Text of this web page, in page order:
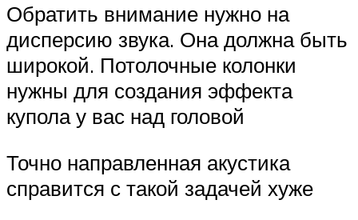
Обратить внимание нужно на
дисперсию звука. Она должна быть
широкой. Потолочные колонки
нужны для создания эффекта
купола у вас над головой
Точно направленная акустика
справится с такой задачей хуже